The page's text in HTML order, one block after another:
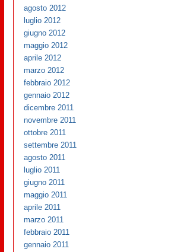
agosto 2012
luglio 2012
giugno 2012
maggio 2012
aprile 2012
marzo 2012
febbraio 2012
gennaio 2012
dicembre 2011
novembre 2011
ottobre 2011
settembre 2011
agosto 2011
luglio 2011
giugno 2011
maggio 2011
aprile 2011
marzo 2011
febbraio 2011
gennaio 2011